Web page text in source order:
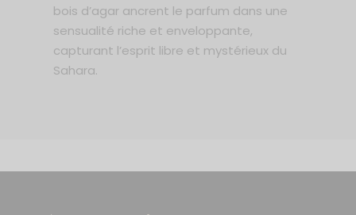
bois d’agar ancrent le parfum dans une
sensualité riche et enveloppante,
capturant l’esprit libre et mystérieux du
Sahara.